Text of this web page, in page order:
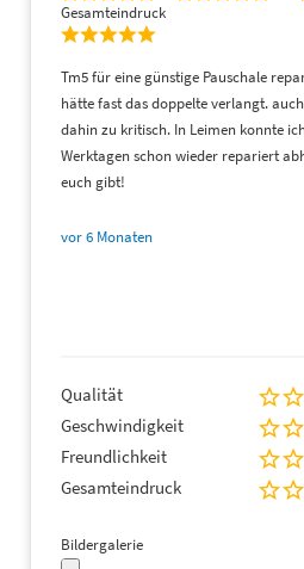
Gesamteindruck
Tm5 für eine günstige Pauschale
hätte fast das doppelte verlangt.
dahin zu kritisch. In Leimen konnte
Werktagen schon wieder repariert
euch gibt!
vor 6 Monaten
Qualität
Geschwindigkeit
Freundlichkeit
Gesamteindruck
Bildergalerie